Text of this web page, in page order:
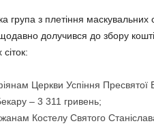
група з плетіння
долучився до збору
Церкви Успіння
– 3 311 гривень;
Костелу Святого